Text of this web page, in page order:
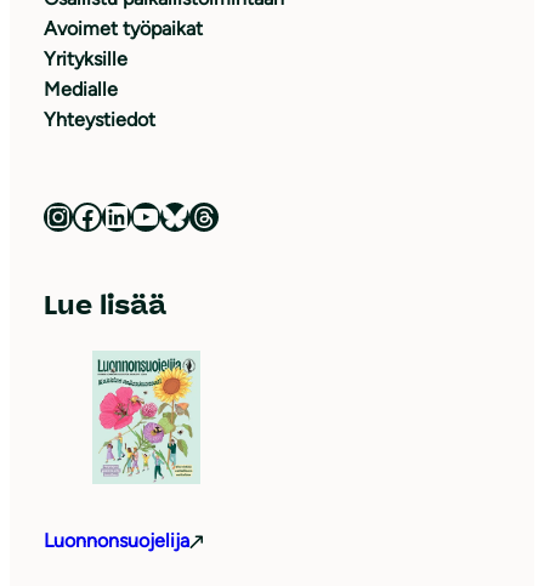
Avoimet työpaikat
Yrityksille
Medialle
Yhteystiedot
Luonnonsuojeluliitto Instagramissa Luonnonsuojeluliitto Facebookissa Luonnonsuojeluliitto LinkedInissä Luonnonsuojeluliiton YouTube-kanava Luonnonsuojeluliitto Blueskyssa Luonnonsuojeluliitto Threadsissa
Lue lisää
Luonnonsuojelija